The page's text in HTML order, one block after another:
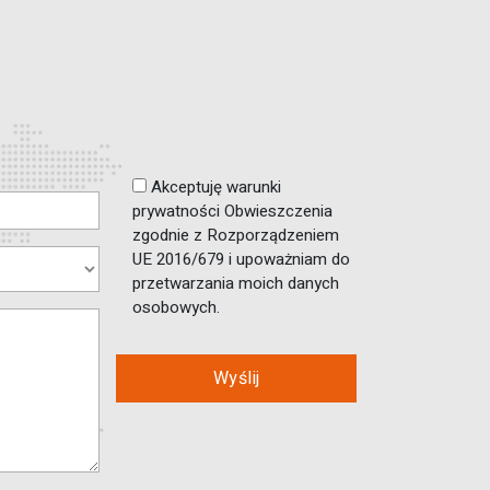
Akceptuję warunki
prywatności Obwieszczenia
zgodnie z Rozporządzeniem
UE 2016/679 i upoważniam do
przetwarzania moich danych
osobowych.